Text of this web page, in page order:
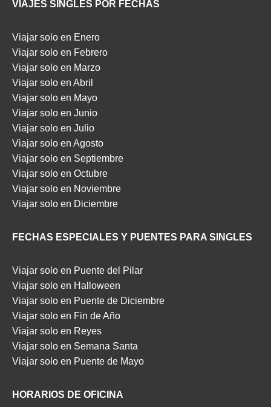
VIAJES SINGLES POR FECHAS
Viajar solo en Enero
Viajar solo en Febrero
Viajar solo en Marzo
Viajar solo en Abril
Viajar solo en Mayo
Viajar solo en Junio
Viajar solo en Julio
Viajar solo en Agosto
Viajar solo en Septiembre
Viajar solo en Octubre
Viajar solo en Noviembre
Viajar solo en Diciembre
FECHAS ESPECIALES Y PUENTES PARA SINGLES
Viajar solo en Puente del Pilar
Viajar solo en Halloween
Viajar solo en Puente de Diciembre
Viajar solo en Fin de Año
Viajar solo en Reyes
Viajar solo en Semana Santa
Viajar solo en Puente de Mayo
HORARIOS DE OFICINA